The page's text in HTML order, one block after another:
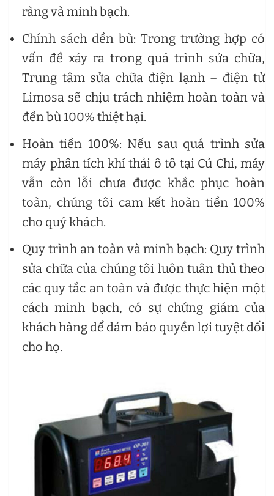
ràng và minh bạch.
Chính sách đền bù: Trong trường hợp có
vấn đề xảy ra trong quá trình sửa chữa,
Trung tâm sửa chữa điện lạnh – điện tử
Limosa sẽ chịu trách nhiệm hoàn toàn và
đền bù 100% thiệt hại.
Hoàn tiền 100%: Nếu sau quá trình sửa
máy phân tích khí thải ô tô tại Củ Chi, máy
vẫn còn lỗi chưa được khắc phục hoàn
toàn, chúng tôi cam kết hoàn tiền 100%
cho quý khách.
Quy trình an toàn và minh bạch: Quy trình
sửa chữa của chúng tôi luôn tuân thủ theo
các quy tắc an toàn và được thực hiện một
cách minh bạch, có sự chứng giám của
khách hàng để đảm bảo quyền lợi tuyệt đối
cho họ.